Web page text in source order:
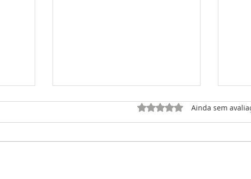
Avaliado com 0 de 5
Ainda sem